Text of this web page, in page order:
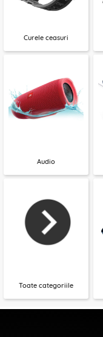
Curele ceasuri
Audio
Toate categoriile